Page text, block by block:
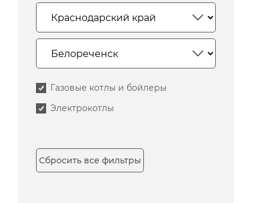
Газовые котлы и бойлеры
Электрокотлы
Сбросить все фильтры